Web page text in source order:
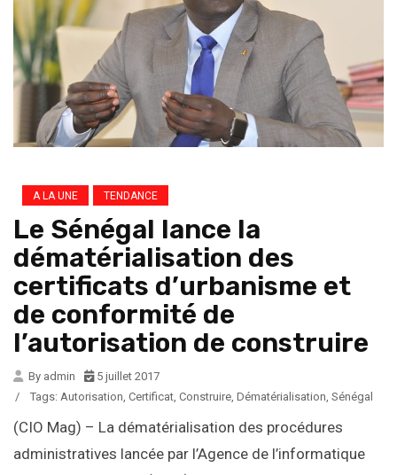
A LA UNE TENDANCE
Le Sénégal lance la
dématérialisation des
certificats d’urbanisme et
de conformité de
l’autorisation de construire
By admin
5 juillet 2017
/
Tags: Autorisation, Certificat, Construire, Dématérialisation, Sénégal
(CIO Mag) – La dématérialisation des procédures
administratives lancée par l’Agence de l’informatique